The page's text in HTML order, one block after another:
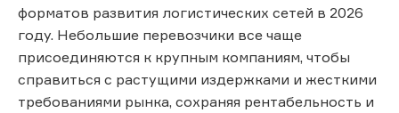
форматов развития логистических сетей в 2026
году. Небольшие перевозчики все чаще
присоединяются к крупным компаниям, чтобы
справиться с растущими издержками и жесткими
требованиями рынка, сохраняя рентабельность и